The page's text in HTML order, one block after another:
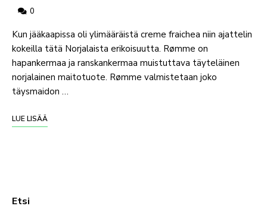
0
Kun jääkaapissa oli ylimääräistä creme fraichea niin ajattelin
kokeilla tätä Norjalaista erikoisuutta. Rømme on
hapankermaa ja ranskankermaa muistuttava täyteläinen
norjalainen maitotuote. Rømme valmistetaan joko
täysmaidon …
LUE LISÄÄ
Etsi